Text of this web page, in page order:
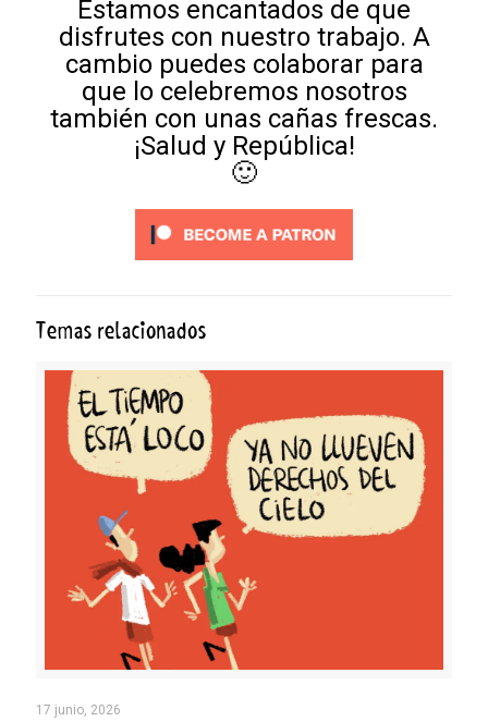
Estamos encantados de que
disfrutes con nuestro trabajo. A
cambio puedes colaborar para
que lo celebremos nosotros
también con unas cañas frescas.
¡Salud y República!
🙂
Temas relacionados
17 junio, 2026